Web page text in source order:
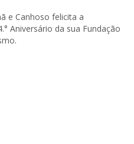
e Canhoso felicita a
Aniversário da sua Fundação